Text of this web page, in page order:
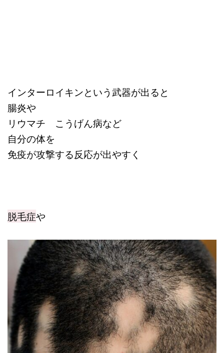
インターロイキンという武器が出ると
腸炎や
リウマチ こうげん病など
自分の体を
免疫が攻撃する反応が出やすく
脱毛症や